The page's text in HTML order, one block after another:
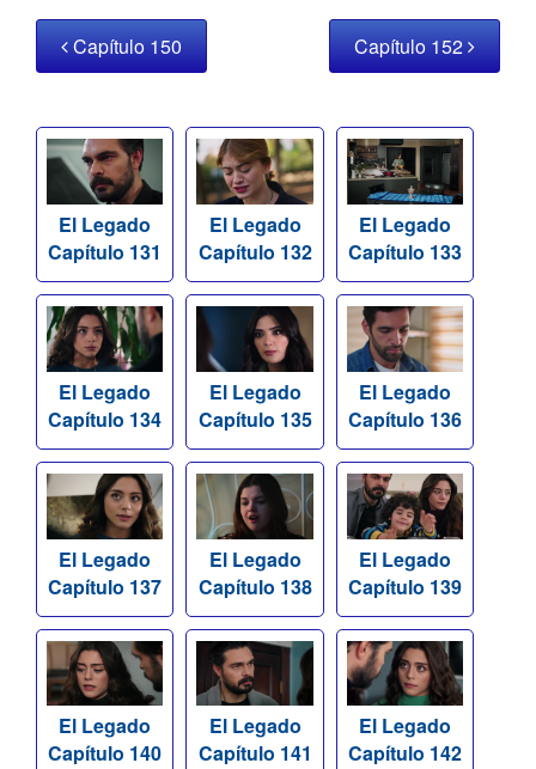
Capítulo 150 Capítulo 152
El Legado
Capítulo 131
El Legado
Capítulo 132
El Legado
Capítulo 133
El Legado
Capítulo 134
El Legado
Capítulo 135
El Legado
Capítulo 136
El Legado
Capítulo 137
El Legado
Capítulo 138
El Legado
Capítulo 139
El Legado
Capítulo 140
El Legado
Capítulo 141
El Legado
Capítulo 142